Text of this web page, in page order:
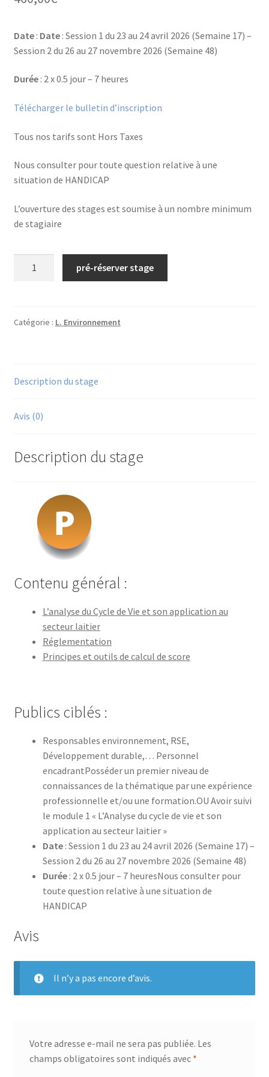
Règlement intérieur de l’ANFOPEIL
Mon compte
Nous contacter
Stages catalogue
Date: Date: Session 1 du 23 au 24 avril 2026 (Semaine 17) –
Session 2 du 26 au 27 novembre 2026 (Semaine 48)
Durée: 2 x 0.5 jour – 7 heures
Télécharger le bulletin d’inscription
Tous nos tarifs sont Hors Taxes
Nous consulter pour toute question relative à une
situation de HANDICAP
L’ouverture des stages est soumise à un nombre minimum
de stagiaire
des
transformation
et
pré-réserver stage
Catégorie : L. Environnement
Description du stage
Avis (0)
Description du stage
Contenu général :
L’analyse du Cycle de Vie et son application au
secteur laitier
Réglementation
Principes et outils de calcul de score
Publics ciblés :
Responsables environnement, RSE,
Développement durable,… Personnel
encadrantPosséder un premier niveau de
connaissances de la thématique par une expérience
professionnelle et/ou une formation.OU Avoir suivi
le module 1 « L’Analyse du cycle de vie et son
application au secteur laitier »
Date: Session 1 du 23 au 24 avril 2026 (Semaine 17) –
Session 2 du 26 au 27 novembre 2026 (Semaine 48)
Durée: 2 x 0.5 jour – 7 heuresNous consulter pour
toute question relative à une situation de
HANDICAP
Avis
Il n’y a pas encore d’avis.
Votre adresse e-mail ne sera pas publiée. Les
champs obligatoires sont indiqués avec *